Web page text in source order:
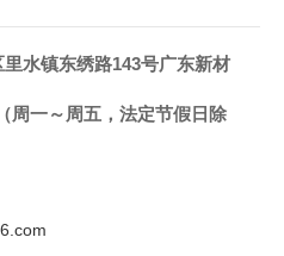
水镇东绣路143号广东新材
周一～周五，法定节假日除